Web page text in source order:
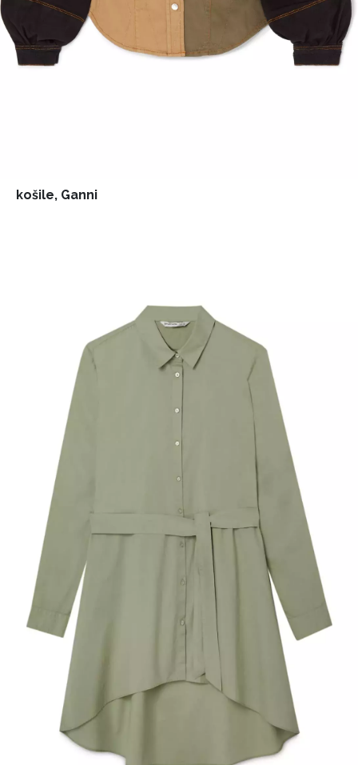
INFORMACE
REDAKCE
košile, Ganni